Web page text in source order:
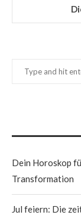
Dein Horoskop
Transformation
Jul feiern: Die